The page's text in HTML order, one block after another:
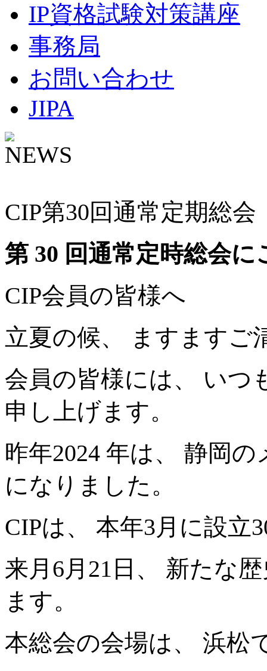
IP資格試験対策講座
事務局
お問い合わせ
JIPA
NEWS
CIP第30回通常定期総会
第 30 回通常定時総会
CIP会員の皆様へ
立夏の候、 ますますご
会員の皆様には、 いつ
申し上げます。
昨年2024 年は、 静岡
になりました。
CIPは、 本年3月に設立
来月6月21日、 新たな
ます。
本総会の会場は、 浜松